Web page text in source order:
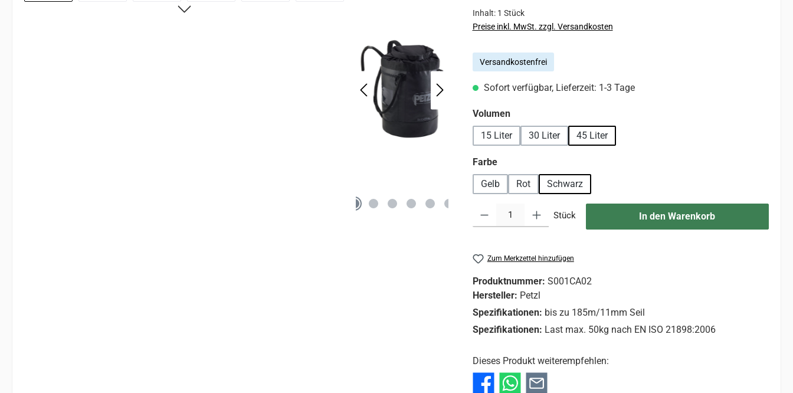
Inhalt: 1 Stück
Preise inkl. MwSt. zzgl. Versandkosten
Versandkostenfrei
Sofort verfügbar, Lieferzeit: 1-3 Tage
Volumenauswählen
15 Liter
30 Liter 45 Liter
Farbeauswählen
Gelb
Rot Schwarz
Produkt Anzahl: Gib den gewünschten Wert ein oder benutze die Schaltflächen um die
Stück In den Warenkorb
Zum Merkzettel hinzufügen
Produktnummer: S001CA02
Hersteller: Petzl
Spezifikationen: bis zu 185m/11mm Seil
Spezifikationen: Last max. 50kg nach EN ISO 21898:2006
Dieses Produkt weiterempfehlen: